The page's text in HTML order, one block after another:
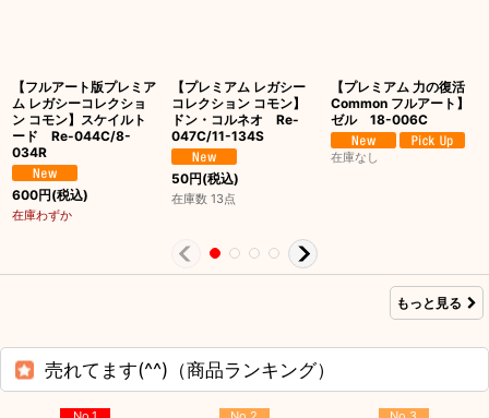
【フルアート版プレミア
ム レガシーコレクショ
ン コモン】スケイルト
ード Re-044C/8-
034R
600円(税込)
在庫わずか
【プレミアム レガシー
コレクション コモン】
ドン・コルネオ Re-
047C/11-134S
50円(税込)
在庫数 13点
【プレミアム 力の復活
Common フルアート】
ゼル 18-006C
在庫なし
もっと見る
売れてます(^^)（商品ランキング）